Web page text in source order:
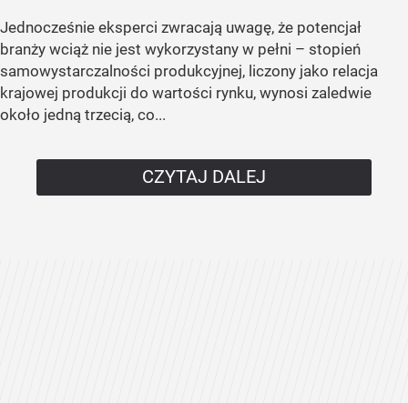
Jednocześnie eksperci zwracają uwagę, że potencjał
branży wciąż nie jest wykorzystany w pełni – stopień
samowystarczalności produkcyjnej, liczony jako relacja
krajowej produkcji do wartości rynku, wynosi zaledwie
około jedną trzecią, co...
CZYTAJ DALEJ